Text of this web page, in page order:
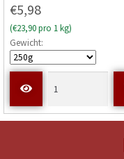
€5,98
(€23,90 pro 1 kg)
Gewicht: